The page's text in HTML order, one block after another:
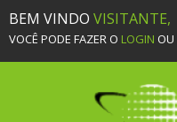
BEM VINDO VISITANTE,
VOCÊ PODE FAZER O LOGIN OU